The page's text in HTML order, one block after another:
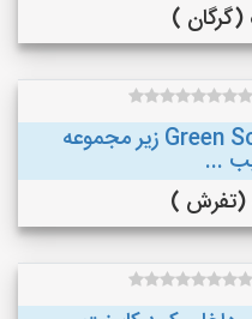
گروه طراحی Green Scene Design زیر مجموعه
...